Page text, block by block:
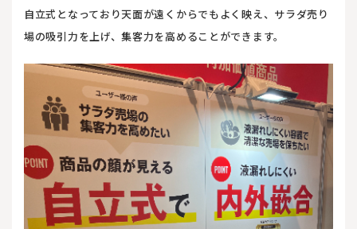
自立式となっており天面が遠くからでもよく映え、サラダ売り
場の吸引力を上げ、集客力を高めることができます。